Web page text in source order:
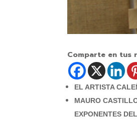
Comparte en tus
EL ARTISTA
MAURO
EXPONENTES